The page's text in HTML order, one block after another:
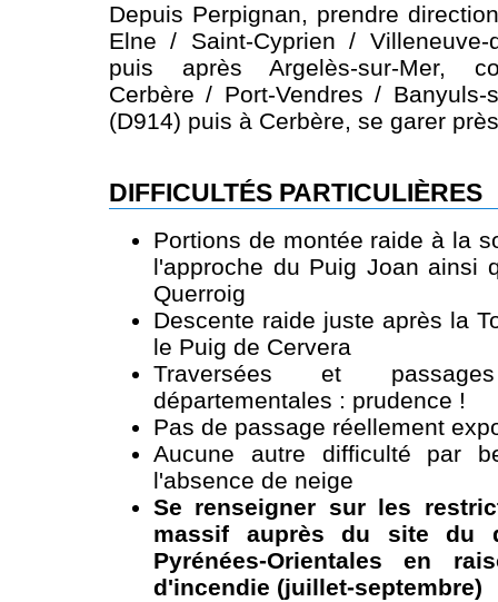
Depuis Perpignan, prendre
Elne / Saint-Cyprien / Villeneuve-
puis après Argelès-sur-Mer,
Cerbère / Port-Vendres / Banyuls-
(D914) puis à Cerbère, se garer
DIFFICULTÉS PARTICULIÈRES
Portions de montée raide à la
l'approche du Puig Joan ainsi
Querroig
Descente raide juste après la
le Puig de Cervera
Traversées et
départementales : prudence !
Pas de passage réellement
Aucune autre difficulté par
l'absence de neige
Se renseigner sur les
massif auprès du site du
Pyrénées-Orientales en
d'incendie (juillet-septembre)